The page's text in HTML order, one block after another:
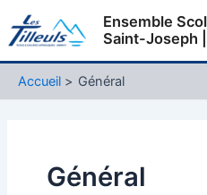
au
Ensemble
Saint-Joseph
Accueil Général
Général